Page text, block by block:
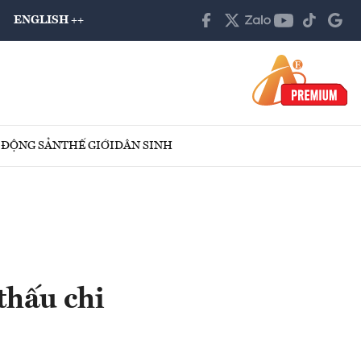
ENGLISH ++
SẢNTHẾ GIỚIDÂN SINH
chi